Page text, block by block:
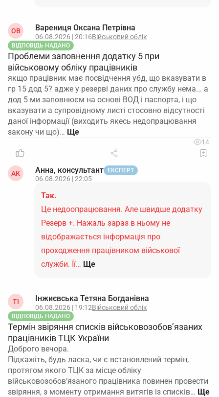
ОВ Варениця Оксана Петрівна
06.08.2026 | 20:16Військовий облік
ВІДПОВІДЬ НАДАНО
Проблеми заповнення додатку 5 при
військовому обліку працівників
якщо працівник має посвідчення убд, що вказувати в
гр 15 дод 5? адже у резерві даних про службу нема... а
дод 5 ми заповнюєм на основі ВОД і паспорта, і що
вказувати а супровідному листі стосовно відсутності
даної інформації (виходить якесь недопрацювання
закону чи що)…
14
АК Анна, консультант ЕКСПЕРТ
06.08.2026 | 22:05
Так.
Це недоопрацювання. Але швидше додатку
Резерв +. Нажаль зараз в ньому не
відображається інформація про
проходження працівником військової
служби. Її… Ще
ТІ Інжиєвська Тетяна Богданівна
06.08.2026 | 19:12Військовий облік
ВІДПОВІДЬ НАДАНО
Термін звіряння списків військовозобов’язаних
працівників ТЦК України
Доброго вечора.
Підкажіть, будь ласка, чи є встановлений термін,
протягом якого ТЦК за місце обліку
військовозобов’язаного працівника повинен провести
звіряння, з моменту отримання витягів із списків…